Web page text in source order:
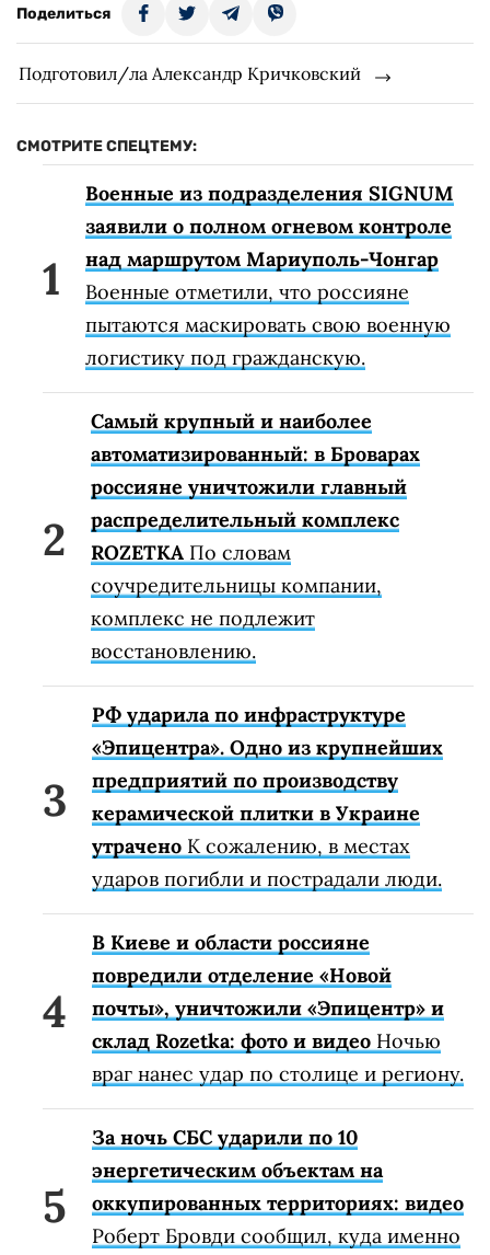
Поделиться
Подготовил/ла Александр Кричковский
СМОТРИТЕ СПЕЦТЕМУ:
Военные из подразделения SIGNUM
заявили о полном огневом контроле
над маршрутом Мариуполь-Чонгар
Военные отметили, что россияне
пытаются маскировать свою военную
логистику под гражданскую.
Самый крупный и наиболее
автоматизированный: в Броварах
россияне уничтожили главный
распределительный комплекс
ROZETKA По словам
соучредительницы компании,
комплекс не подлежит
восстановлению.
РФ ударила по инфраструктуре
«Эпицентра». Одно из крупнейших
предприятий по производству
керамической плитки в Украине
утрачено К сожалению, в местах
ударов погибли и пострадали люди.
В Киеве и области россияне
повредили отделение «Новой
почты», уничтожили «Эпицентр» и
склад Rozetka: фото и видео Ночью
враг нанес удар по столице и региону.
За ночь СБС ударили по 10
энергетическим объектам на
оккупированных территориях: видео
Роберт Бровди сообщил, куда именно